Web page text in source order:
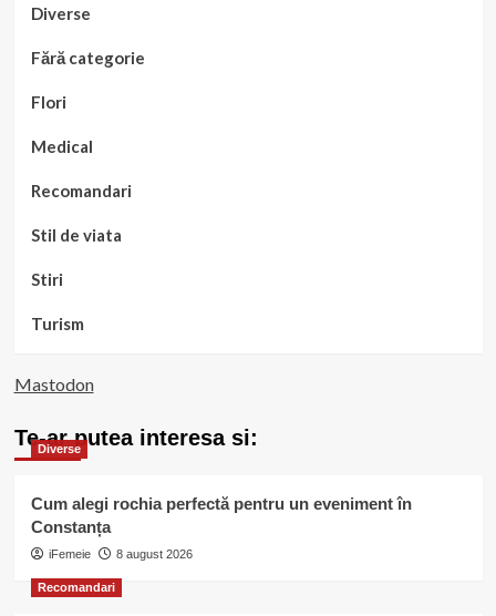
Diverse
Fără categorie
Flori
Medical
Recomandari
Stil de viata
Stiri
Turism
Mastodon
Te-ar putea interesa si:
Diverse
Cum alegi rochia perfectă pentru un eveniment în
Constanța
iFemeie 8 august 2026
Recomandari